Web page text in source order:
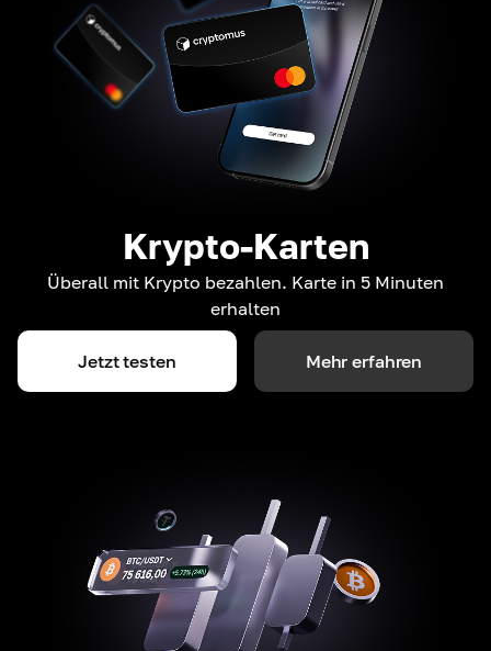
Krypto-Karten
Überall mit Krypto bezahlen. Karte in 5 Minuten
erhalten
Jetzt testen Mehr erfahren